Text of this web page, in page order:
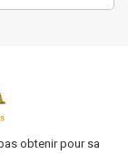
obtenir pour sa